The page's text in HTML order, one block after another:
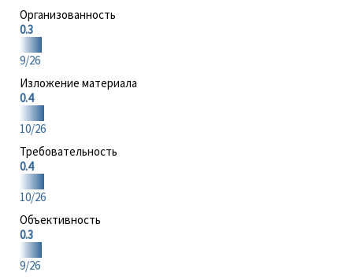
Организованность
0.3
9/26
Изложение материала
0.4
10/26
Требовательность
0.4
10/26
Объективность
0.3
9/26